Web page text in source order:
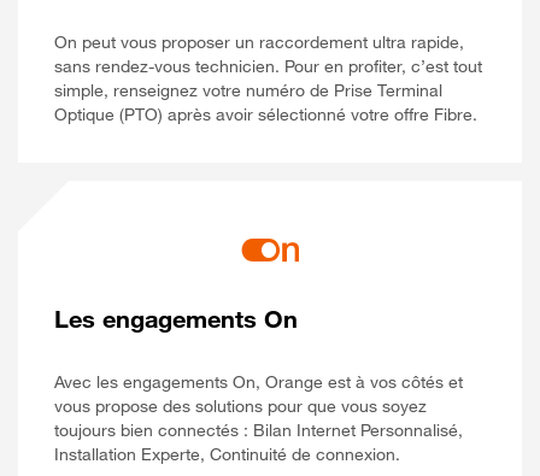
On peut vous proposer un raccordement ultra rapide,
sans rendez-vous technicien. Pour en profiter, c’est tout
simple, renseignez votre numéro de Prise Terminal
Optique (PTO) après avoir sélectionné votre offre Fibre.
Les engagements On
Avec les engagements On, Orange est à vos côtés et
vous propose des solutions pour que vous soyez
toujours bien connectés : Bilan Internet Personnalisé,
Installation Experte, Continuité de connexion.